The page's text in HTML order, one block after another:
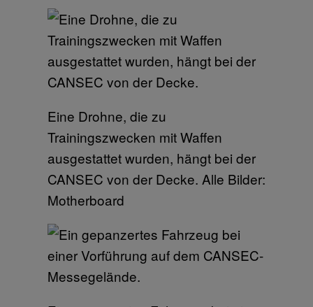
Eine Drohne, die zu
Trainingszwecken mit Waffen
ausgestattet wurden, hängt bei der
CANSEC von der Decke. Alle Bilder:
Motherboard